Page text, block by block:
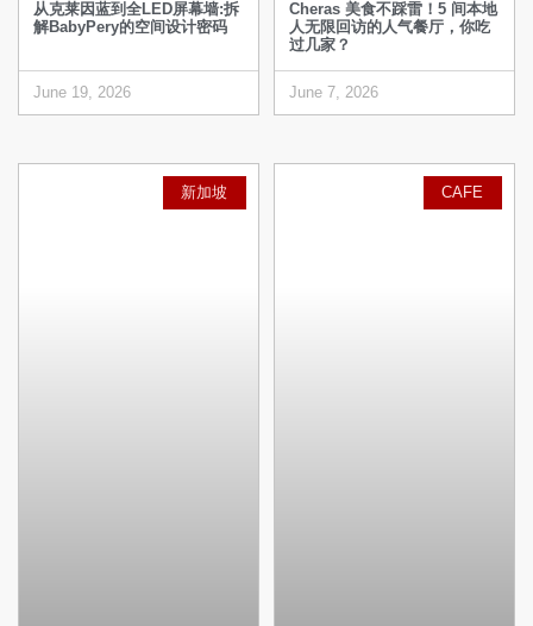
从克莱因蓝到全LED屏幕墙:拆
解BabyPery的空间设计密码
June 19, 2026
Cheras 美食不踩雷！5 间本地
人无限回访的人气餐厅，你吃
过几家？
June 7, 2026
新加坡 CAFE